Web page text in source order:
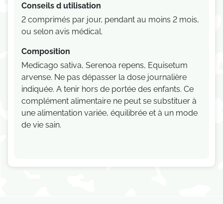
Conseils d utilisation
2 comprimés par jour, pendant au moins 2 mois,
ou selon avis médical.
Composition
Medicago sativa, Serenoa repens, Equisetum
arvense. Ne pas dépasser la dose journalière
indiquée. A tenir hors de portée des enfants. Ce
complément alimentaire ne peut se substituer à
une alimentation variée, équilibrée et à un mode
de vie sain.